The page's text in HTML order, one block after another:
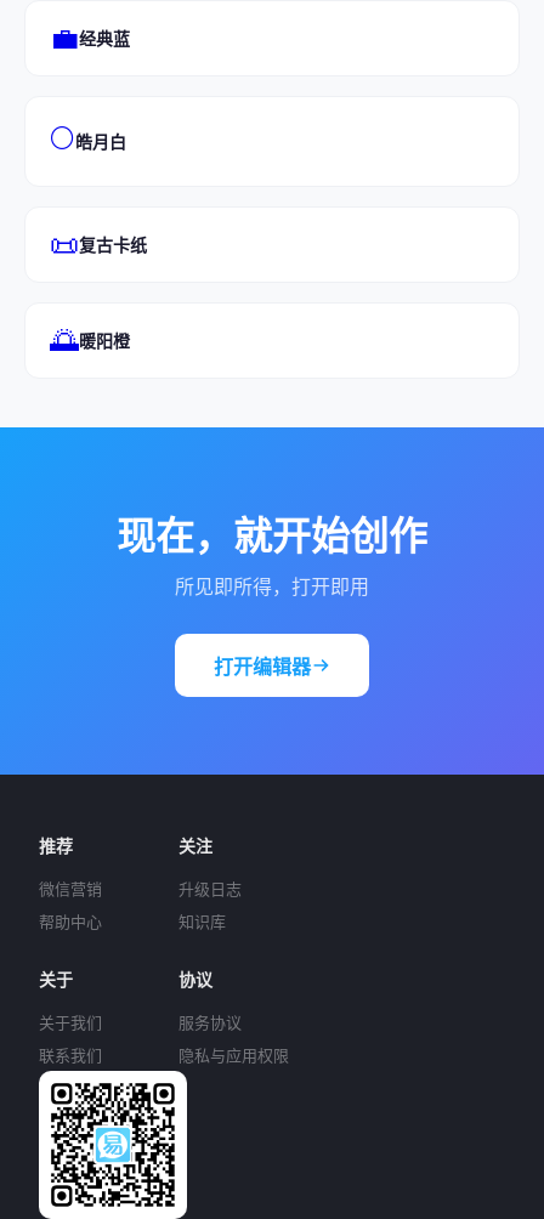
💼经典蓝
🌕皓月白
📜复古卡纸
🌅暖阳橙
现在，就开始创作
所见即所得，打开即用
打开编辑器
推荐
微信营销
帮助中心
关注
升级日志
知识库
关于
关于我们
联系我们
协议
服务协议
隐私与应用权限